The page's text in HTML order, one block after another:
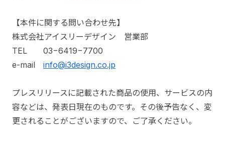
【本件に関する問い合わせ先】
株式会社アイスリーデザイン 営業部
TEL 03−6419−7700
e-mail info@i3design.co.jp
プレスリリースに記載された商品の使用、サービスの内
容などは、発表日現在のものです。その後予告なく、変
更されることがございますので、ご了承ください。